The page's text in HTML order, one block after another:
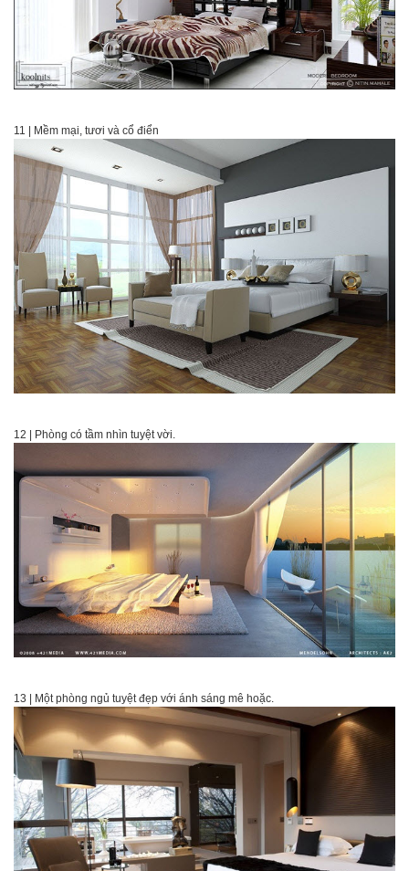
11 | Mềm mại, tươi và cổ điển
12 | Phòng có tầm nhìn tuyệt vời.
13 | Một phòng ngủ tuyệt đẹp với ánh sáng mê hoặc.